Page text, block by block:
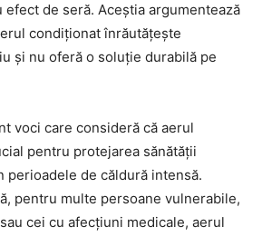
de seră. Aceștia argumentează
condiționat înrăutățește
și nu oferă o soluție durabilă pe
voci care consideră că aerul
pentru protejarea sănătății
perioadele de căldură intensă.
pentru multe persoane vulnerabile,
cei cu afecțiuni medicale, aerul